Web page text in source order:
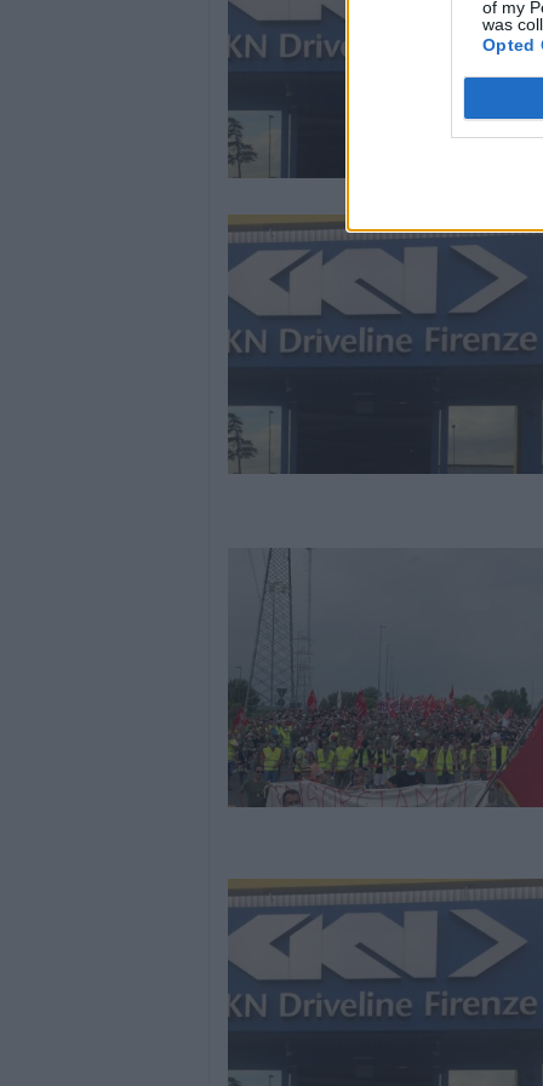
of my
was
Opted